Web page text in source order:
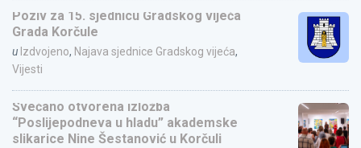
Poziv za 15. sjednicu Gradskog vijeća
Grada Korčule
u Izdvojeno, Najava sjednice Gradskog vijeća,
Vijesti
Svečano otvorena izložba
“Poslijepodneva u hladu” akademske
slikarice Nine Šestanović u Korčuli